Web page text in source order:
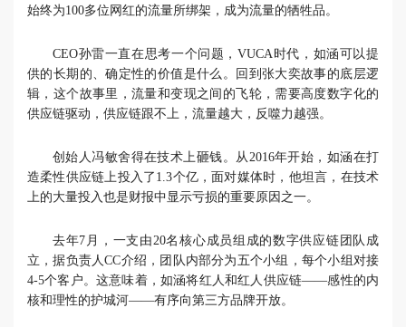
始终为100多位网红的流量所绑架，成为流量的牺牲品。
CEO孙雷一直在思考一个问题，VUCA时代，如涵可以提
供的长期的、确定性的价值是什么。回到张大奕故事的底层逻
辑，这个故事里，流量和变现之间的飞轮，需要高度数字化的
供应链驱动，供应链跟不上，流量越大，反噬力越强。
创始人冯敏舍得在技术上砸钱。从2016年开始，如涵在打
造柔性供应链上投入了1.3个亿，面对媒体时，他坦言，在技术
上的大量投入也是财报中显示亏损的重要原因之一。
去年7月，一支由20名核心成员组成的数字供应链团队成
立，据负责人CC介绍，团队内部分为五个小组，每个小组对接
4-5个客户。这意味着，如涵将红人和红人供应链——感性的内
核和理性的护城河——有序向第三方品牌开放。